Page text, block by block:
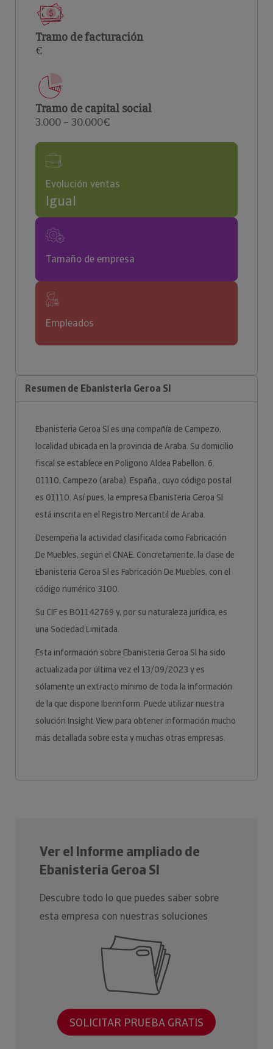
Tramo de facturación
€
Tramo de capital social
3.000 – 30.000€
Evolución ventas
Igual
Tamaño de empresa
Empleados
Resumen de Ebanisteria Geroa Sl
Ebanisteria Geroa Sl es una compañía de Campezo,
localidad ubicada en la provincia de Araba. Su domicilio
fiscal se establece en Poligono Aldea Pabellon, 6.
01110, Campezo (araba). España., cuyo código postal
es 01110. Así pues, la empresa Ebanisteria Geroa Sl
está inscrita en el Registro Mercantil de Araba.
Desempeña la actividad clasificada como Fabricación
De Muebles, según el CNAE. Concretamente, la clase de
Ebanisteria Geroa Sl es Fabricación De Muebles, con el
código numérico 3100.
Su CIF es B01142769 y, por su naturaleza jurídica, es
una Sociedad Limitada.
Esta información sobre Ebanisteria Geroa Sl ha sido
actualizada por última vez el 13/09/2023 y es
sólamente un extracto mínimo de toda la información
de la que dispone Iberinform. Puede utilizar nuestra
solución Insight View para obtener información mucho
más detallada sobre esta y muchas otras empresas.
Ver el Informe ampliado de
Ebanisteria Geroa Sl
Descubre todo lo que puedes saber sobre
esta empresa con nuestras soluciones
SOLICITAR PRUEBA GRATIS